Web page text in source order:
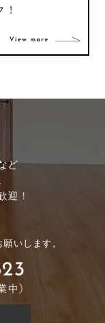
ど
迎！
いします。